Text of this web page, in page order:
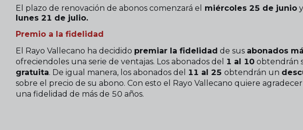
El plazo de renovación de abonos comenzará el miércoles 25 de junio
lunes 21 de julio.
Premio a la fidelidad
El Rayo Vallecano ha decidido premiar la fidelidad de sus abonados
ofreciendoles una serie de ventajas. Los abonados del
1 al 10 obtendrán
gratuita. De igual manera, los abonados del 11 al 25 obtendrán un
sobre el precio de su abono. Con esto el Rayo Vallecano quiere
una fidelidad de más de 50 años.